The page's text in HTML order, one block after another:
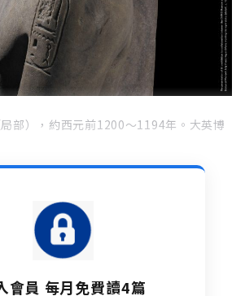
部），約西元前1200～1194年。大英博
會員 每月免費讀4篇